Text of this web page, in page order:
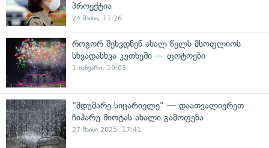
პროექტია
24 მაისი, 11:26
როგორ შეხვდნენ ახალ წელს მსოფლიოს
სხვადასხვა კუთხეში — ფოტოები
1 იანვარი, 19:03
"მდუმარე სიცარიელე" — დაათვალიერეთ
ჩიჰარუ შიოტას ახალი გამოფენა
27 მაისი 2025, 17:41